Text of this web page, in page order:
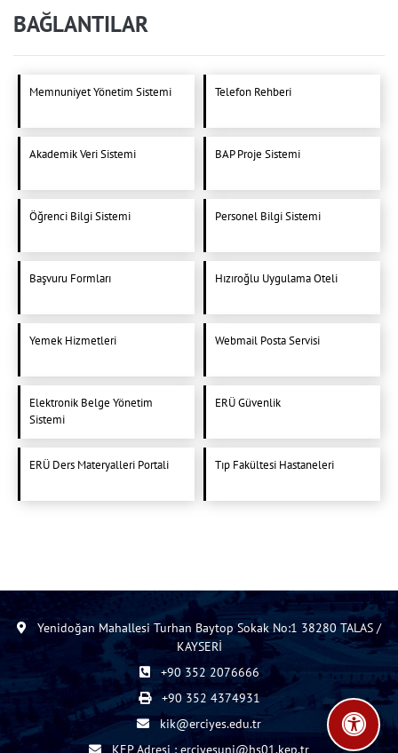
BAĞLANTILAR
Memnuniyet Yönetim Sistemi Telefon Rehberi
Akademik Veri Sistemi BAP Proje Sistemi
Öğrenci Bilgi Sistemi Personel Bilgi Sistemi
Başvuru Formları Hızıroğlu Uygulama Oteli
Yemek Hizmetleri Webmail Posta Servisi
Elektronik Belge Yönetim
Sistemi
ERÜ Güvenlik
ERÜ Ders Materyalleri Portali Tıp Fakültesi Hastaneleri
Yenidoğan Mahallesi Turhan Baytop Sokak No:1 38280 TALAS /
KAYSERİ
+90 352 2076666
+90 352 4374931
kik@erciyes.edu.tr
KEP Adresi : erciyesuni@hs01.kep.tr